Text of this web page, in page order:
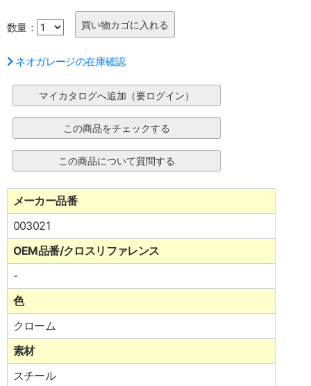
数量：
ネオガレージの在庫確認
メーカー品番
003021
OEM品番/クロスリファレンス
-
色
クローム
素材
スチール